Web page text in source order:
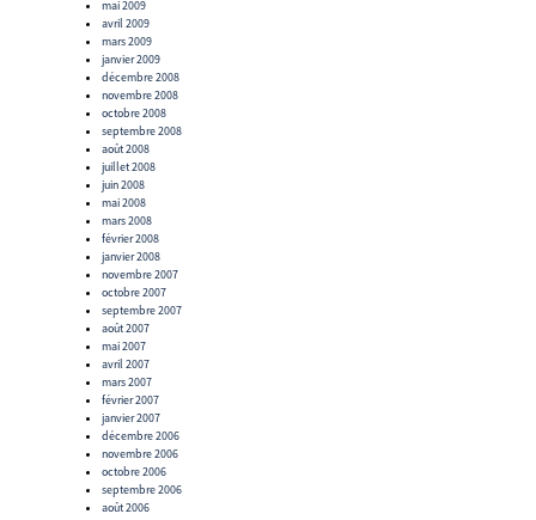
mai 2009
avril 2009
mars 2009
janvier 2009
décembre 2008
novembre 2008
octobre 2008
septembre 2008
août 2008
juillet 2008
juin 2008
mai 2008
mars 2008
février 2008
janvier 2008
novembre 2007
octobre 2007
septembre 2007
août 2007
mai 2007
avril 2007
mars 2007
février 2007
janvier 2007
décembre 2006
novembre 2006
octobre 2006
septembre 2006
août 2006